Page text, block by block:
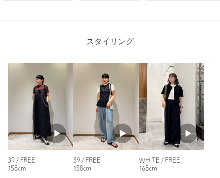
ちょうど良くて、沢山着回せそうです。丈感も
女性
40代後半
155cm
普段の着用サイズ：
9人が参考になったと回答
参考になった
スタイリング
39 / FREE
158cm
39 / FREE
158cm
WHITE / FREE
168cm